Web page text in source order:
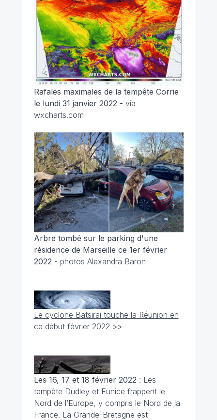
Rafales maximales de la tempête Corrie
le lundi 31 janvier 2022 - via
wxcharts.com
Arbre tombé sur le parking d'une
résidence de Marseille ce 1er février
2022 - photos Alexandra Baron
Le cyclone Batsirai touche la Réunion en
ce début février 2022 >>
Les 16, 17 et 18 février 2022 : Les
tempête Dudley et Eunice frappent le
Nord de l’Europe, y compris le Nord de la
France. La Grande-Bretagne est